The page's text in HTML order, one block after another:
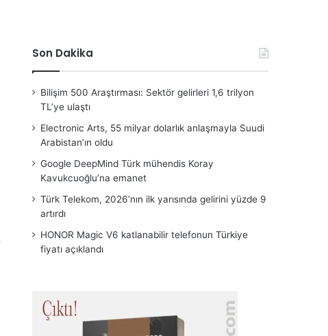
Son Dakika
Bilişim 500 Araştırması: Sektör gelirleri 1,6 trilyon
TL’ye ulaştı
Electronic Arts, 55 milyar dolarlık anlaşmayla Suudi
Arabistan’ın oldu
Google DeepMind Türk mühendis Koray
Kavukcuoğlu’na emanet
Türk Telekom, 2026’nın ilk yarısında gelirini yüzde 9
artırdı
HONOR Magic V6 katlanabilir telefonun Türkiye
fiyatı açıklandı